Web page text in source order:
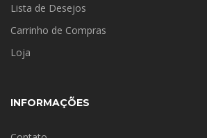
Lista de Desejos
Carrinho de Compras
Loja
INFORMAÇÕES